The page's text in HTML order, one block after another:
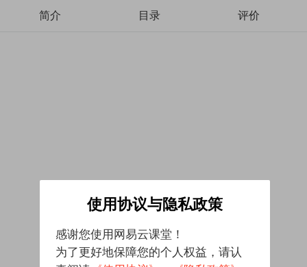
简介 目录 评价
使用协议与隐私政策
感谢您使用网易云课堂！
为了更好地保障您的个人权益，请认